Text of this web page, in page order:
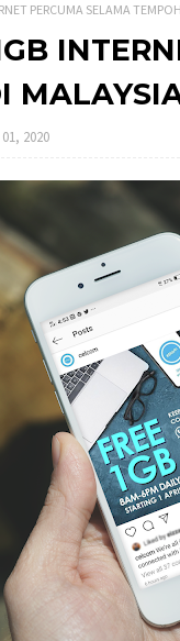
PERCUMA SELAMA
2020